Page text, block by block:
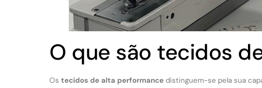
O que são tecidos
Os tecidos de alta performance distinguem-se pela sua